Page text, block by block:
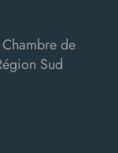
de
Sud